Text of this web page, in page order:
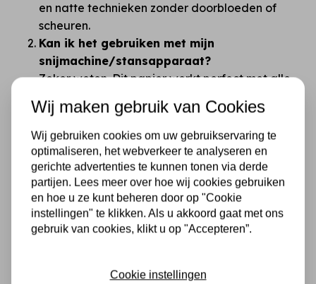
en natte technieken zonder doorbloeden of
scheuren.
Kan ik het gebruiken met mijn
snijmachine/stansapparaat?
Zeker weten. Dit papier werkt perfect met alle
dikte krijg je strakke, professionele snijlijnen
zonder rafels.
Is dubbelzijdig papier niet verwarrend?
Dat begrijpen we. Juist daarom zijn de designs
zo gekozen dat je altijd iets moois overhoudt.
Tip: eerst bladeren en combineren, daarna pas
knippen!
Wat maakt Stamperia beter dan
Het verschil zit in alles: dikte, printkwaliteit,
Wij maken gebruik van Cookies
Wij gebruiken cookies om uw gebruikservaring te
optimaliseren, het webverkeer te analyseren en
gerichte advertenties te kunnen tonen via derde
partijen. Lees meer over hoe wij cookies gebruiken
en hoe u ze kunt beheren door op "Cookie
instellingen" te klikken. Als u akkoord gaat met ons
gebruik van cookies, klikt u op "Accepteren”.
Cookie instellingen